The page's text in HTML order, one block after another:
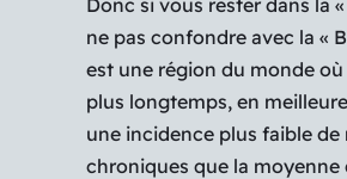
ne pas confondre avec la «
est une région du monde
plus longtemps, en
une incidence plus faible de
chroniques que la moyenne